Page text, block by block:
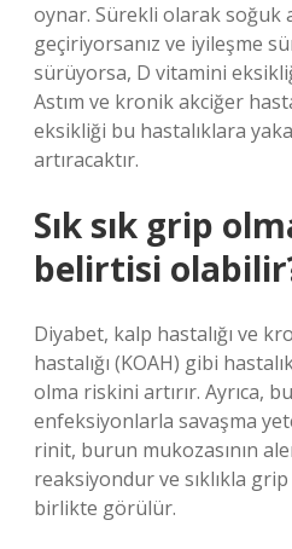
oynar. Sürekli olarak soğuk
geçiriyorsanız ve iyileşme
sürüyorsa, D vitamini
Astım ve kronik akciğer
eksikliği bu hastalıklara
artıracaktır.
Sık sık grip
belirtisi
Diyabet, kalp hastalığı ve
hastalığı (KOAH) gibi
olma riskini artırır. Ayrıca,
enfeksiyonlarla savaşma
rinit, burun mukozasının
reaksiyondur ve sıklıkla
birlikte görülür.